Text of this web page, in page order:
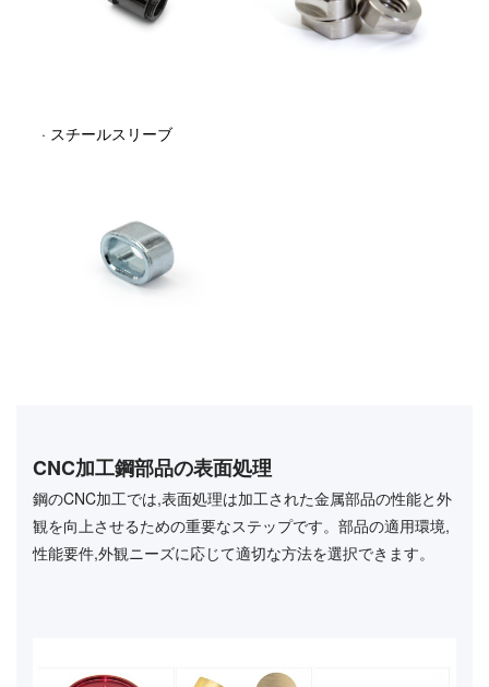
· スチールスリーブ
CNC加工鋼部品の表面処理
鋼のCNC加工では,表面処理は加工された金属部品の性能と外
観を向上させるための重要なステップです。部品の適用環境,
性能要件,外観ニーズに応じて適切な方法を選択できます。